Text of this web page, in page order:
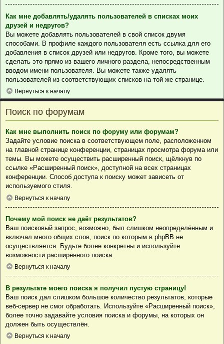
Как мне добавлять/удалять пользователей в списках моих
друзей и недругов?
Вы можете добавлять пользователей в свой список двумя
способами. В профиле каждого пользователя есть ссылка для его
добавления в список друзей или недругов. Кроме того, вы можете
сделать это прямо из вашего личного раздела, непосредственным
вводом имени пользователя. Вы можете также удалять
пользователей из соответствующих списков на той же странице.
Вернуться к началу
Поиск по форумам
Как мне выполнить поиск по форуму или форумам?
Задайте условие поиска в соответствующем поле, расположенном
на главной странице конференции, страницах просмотра форума или
темы. Вы можете осуществить расширенный поиск, щёлкнув по
ссылке «Расширенный поиск», доступной на всех страницах
конференции. Способ доступа к поиску может зависеть от
используемого стиля.
Вернуться к началу
Почему мой поиск не даёт результатов?
Ваш поисковый запрос, возможно, был слишком неопределённым и
включал много общих слов, поиск по которым в phpBB не
осуществляется. Будьте более конкретны и используйте
возможности расширенного поиска.
Вернуться к началу
В результате моего поиска я получил пустую страницу!
Ваш поиск дал слишком большое количество результатов, которые
веб-сервер не смог обработать. Используйте «Расширенный поиск»,
более точно задавайте условия поиска и форумы, на которых он
должен быть осуществлён.
Вернуться к началу